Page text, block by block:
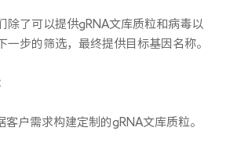
了可以提供gRNA文库质粒和病毒以
一步的筛选，最终提供目标基因名称。
户需求构建定制的gRNA文库质粒。